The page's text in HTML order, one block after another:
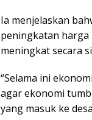
Ia menjelaskan
peningkatan harga
meningkat secara
“Selama ini
agar ekonomi
yang masuk ke